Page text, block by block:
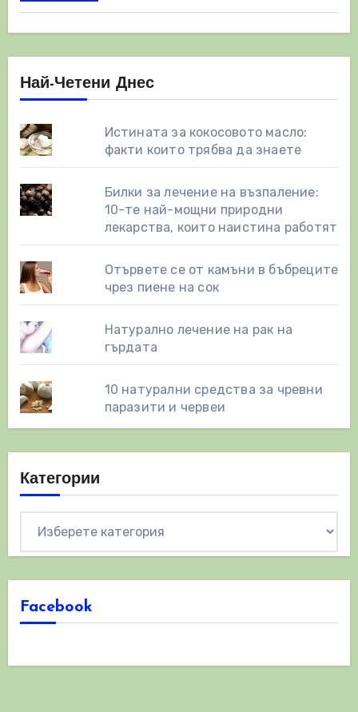
Най-Четени Днес
Истината за кокосовото масло:
факти които трябва да знаете
Билки за лечение на възпаление:
10-те най-мощни природни
лекарства, които наистина работят
Отървете се от камъни в бъбреците
чрез пиене на сок
Натурално лечение на рак на
гърдата
10 натурални средства за чревни
паразити и червеи
Категории
Facebook